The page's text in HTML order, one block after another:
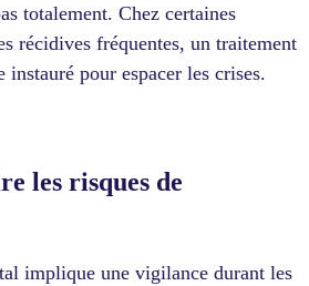
totalement. Chez certaines
récidives fréquentes, un traitement
instauré pour espacer les crises.
les risques de
implique une vigilance durant les